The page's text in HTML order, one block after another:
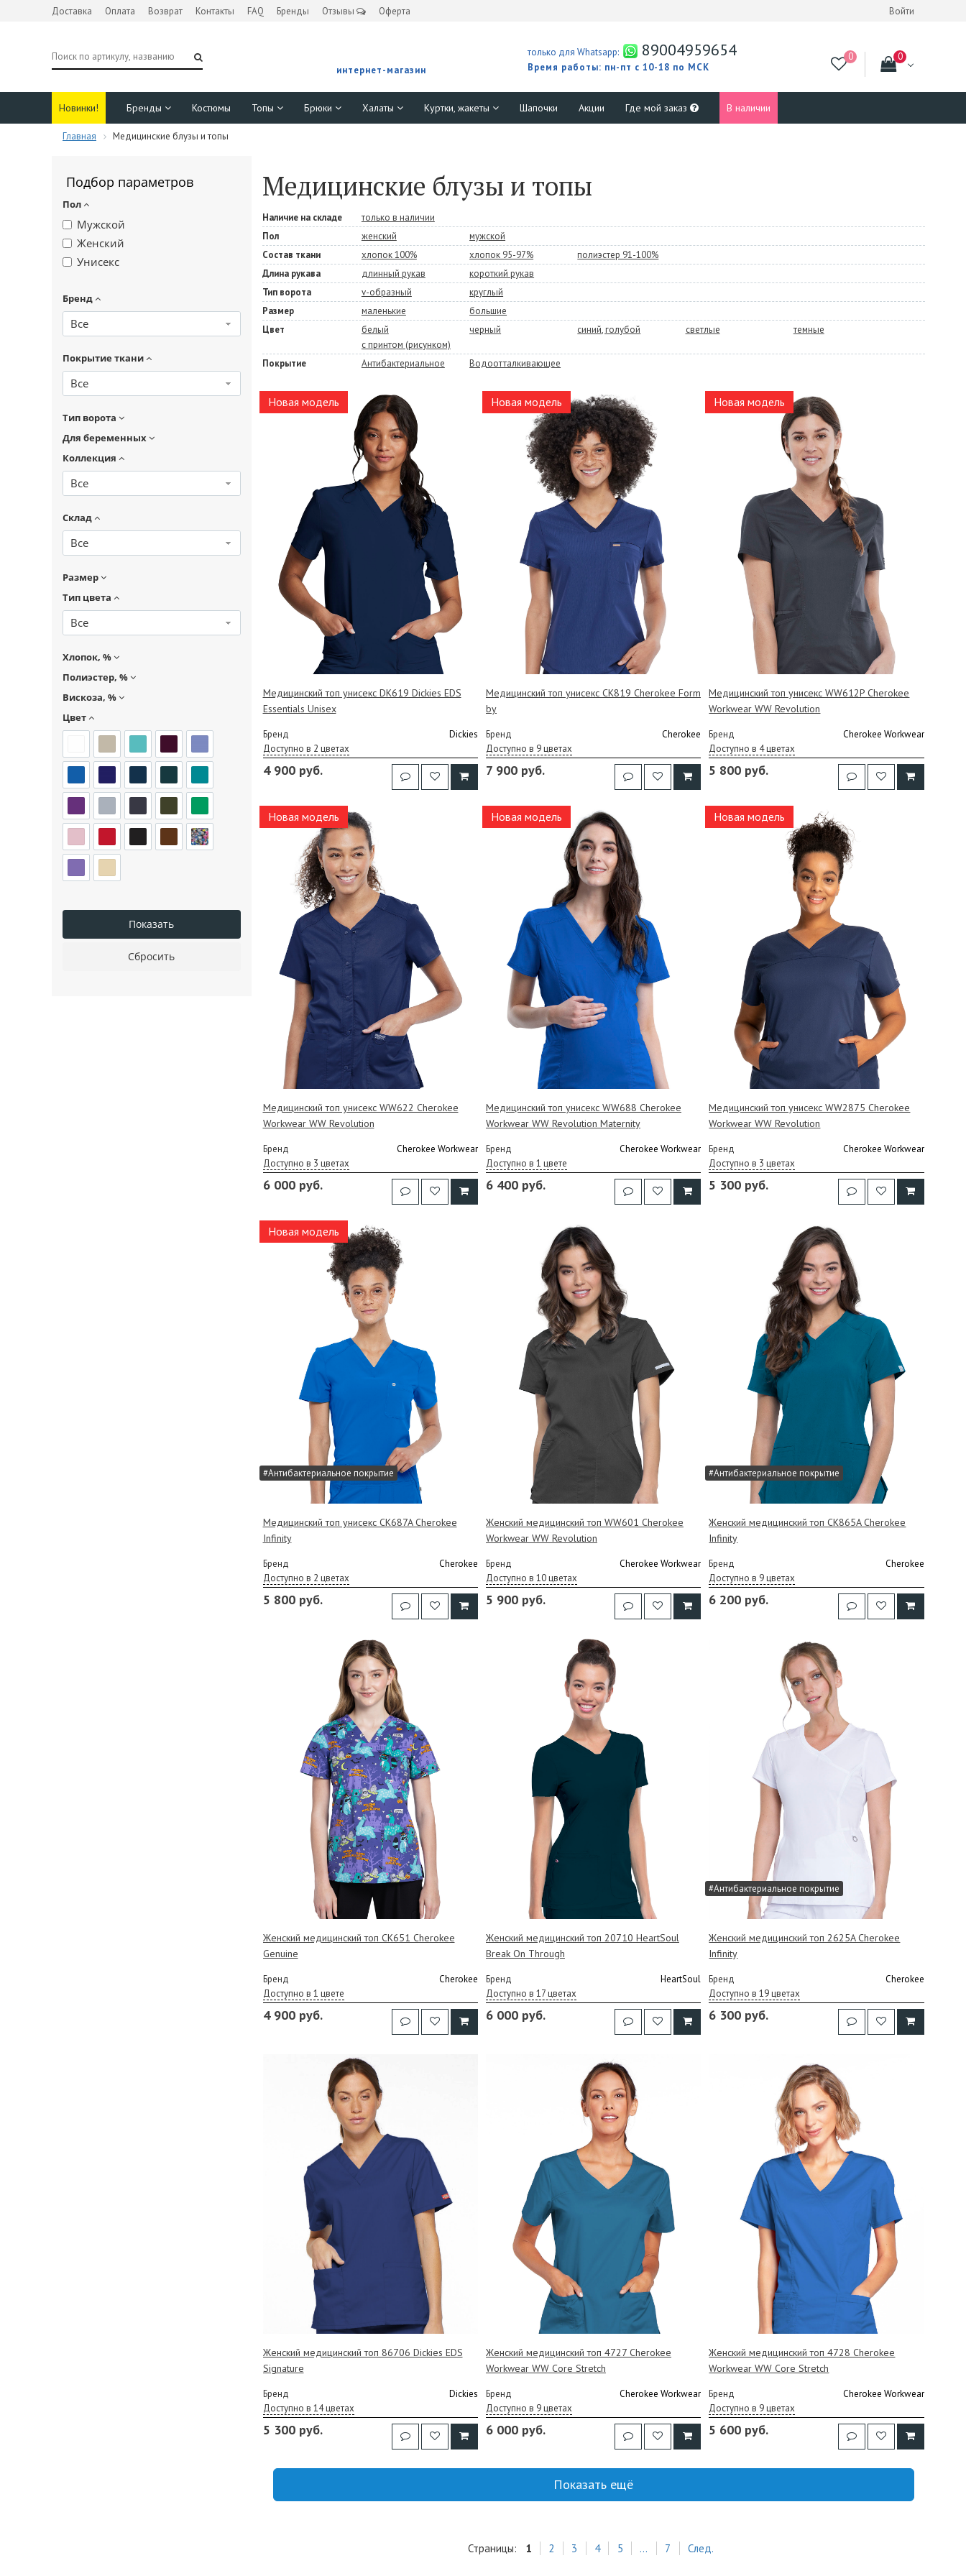
Доставка Оплата Возврат Контакты FAQ Бренды Отзывы Оферта Войти
интернет-магазин
только для Whatsapp: 89004959654
Время работы: пн-пт с 10-18 по МСК
Новинки! Бренды Костюмы Топы Брюки Халаты Куртки, жакеты Шапочки Акции Где мой заказ В наличии
Главная Медицинские блузы и топы
Подбор параметров
Пол
Мужской
Женский
Унисекс
Бренд
Все
Покрытие ткани
Все
Тип ворота
Для беременных
Коллекция
Все
Склад
Все
Размер
Тип цвета
Все
Хлопок, %
Полиэстер, %
Вискоза, %
Цвет
Медицинские блузы и топы
Наличие на складе
только в наличии
Пол
женский
мужской
Состав ткани
хлопок 100% хлопок 95-97%
полиэстер 91-100%
Длина рукава
длинный рукав
короткий рукав
Тип ворота
v-образный
круглый
Размер
маленькие
большие
Цвет
белый черный синий, голубой светлые
темные
с принтом (рисунком)
Покрытие
Антибактериальное Водоотталкивающее
Новая модель
Медицинский топ унисекс DK619 Dickies EDS
Essentials Unisex
Бренд
Dickies
Доступно в 2 цветах
4 900 руб.
Новая модель
Медицинский топ унисекс CK819 Cherokee Form
by
Бренд
Cherokee
Доступно в 9 цветах
7 900 руб.
Новая модель
Медицинский топ унисекс WW612P Cherokee
Workwear WW Revolution
Бренд
Cherokee Workwear
Доступно в 4 цветах
5 800 руб.
Новая модель
Медицинский топ унисекс WW622 Cherokee
Workwear WW Revolution
Бренд
Cherokee Workwear
Доступно в 3 цветах
6 000 руб.
Новая модель
Медицинский топ унисекс WW688 Cherokee
Workwear WW Revolution Maternity
Бренд
Cherokee Workwear
Доступно в 1 цвете
6 400 руб.
Новая модель
Медицинский топ унисекс WW2875 Cherokee
Workwear WW Revolution
Бренд
Cherokee Workwear
Доступно в 3 цветах
5 300 руб.
Новая модель
#Антибактериальное покрытие
Медицинский топ унисекс CK687A Cherokee
Infinity
Бренд
Cherokee
Доступно в 2 цветах
5 800 руб.
Женский медицинский топ WW601 Cherokee
Workwear WW Revolution
Бренд
Cherokee Workwear
Доступно в 10 цветах
5 900 руб.
#Антибактериальное покрытие
Женский медицинский топ CK865A Cherokee
Infinity
Бренд
Cherokee
Доступно в 9 цветах
6 200 руб.
Женский медицинский топ CK651 Cherokee
Genuine
Бренд
Cherokee
Доступно в 1 цвете
4 900 руб.
Женский медицинский топ 20710 HeartSoul
Break On Through
Бренд
HeartSoul
Доступно в 17 цветах
6 000 руб.
#Антибактериальное покрытие
Женский медицинский топ 2625A Cherokee
Infinity
Бренд
Cherokee
Доступно в 19 цветах
6 300 руб.
Женский медицинский топ 86706 Dickies EDS
Signature
Бренд
Dickies
Доступно в 14 цветах
5 300 руб.
Женский медицинский топ 4727 Cherokee
Workwear WW Core Stretch
Бренд
Cherokee Workwear
Доступно в 9 цветах
6 000 руб.
Женский медицинский топ 4728 Cherokee
Workwear WW Core Stretch
Бренд
Cherokee Workwear
Доступно в 9 цветах
5 600 руб.
Показать ещё
Страницы: 1 2 3 4 5 ... 7 След.